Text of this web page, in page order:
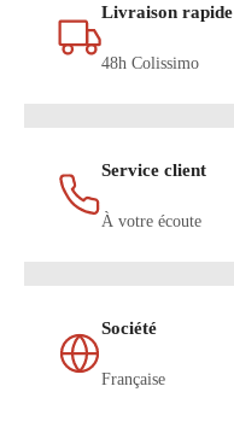
Livraison rapide
48h Colissimo
Service client
À votre écoute
Société
Française